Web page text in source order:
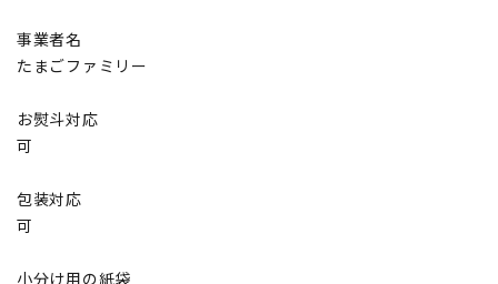
事業者名
たまごファミリー
お熨斗対応
可
包装対応
可
小分け用の紙袋